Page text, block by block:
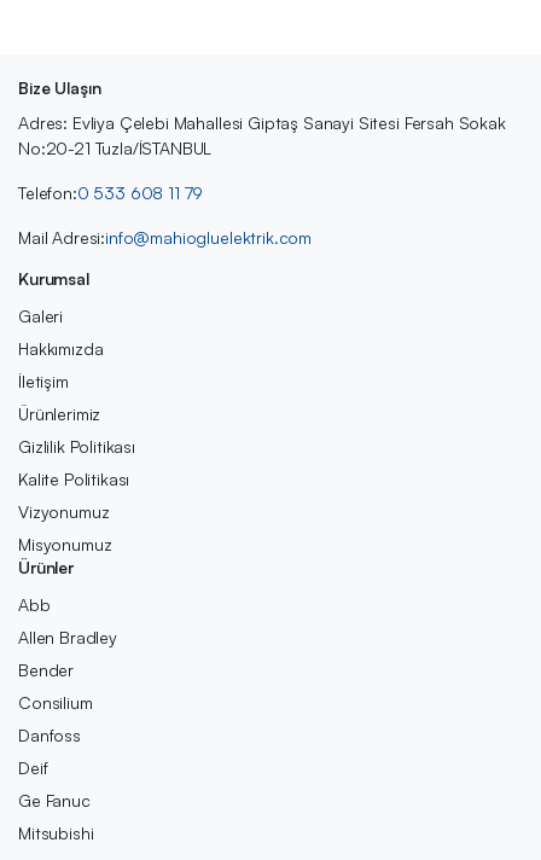
Bize Ulaşın
Adres: Evliya Çelebi Mahallesi Giptaş Sanayi Sitesi Fersah Sokak
No:20-21 Tuzla/İSTANBUL
Telefon:0 533 608 11 79
Mail Adresi:info@mahiogluelektrik.com
Kurumsal
Galeri
Hakkımızda
İletişim
Ürünlerimiz
Gizlilik Politikası
Kalite Politikası
Vizyonumuz
Misyonumuz
Ürünler
Abb
Allen Bradley
Bender
Consilium
Danfoss
Deif
Ge Fanuc
Mitsubishi